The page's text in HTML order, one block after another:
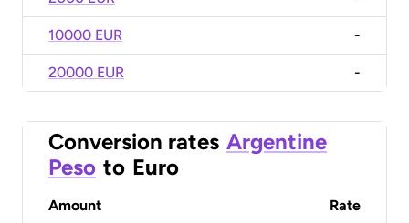
10000 EUR -
20000 EUR -
Conversion rates Argentine
Peso to Euro
Amount Rate